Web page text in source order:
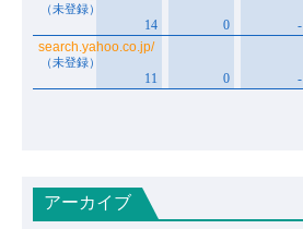
アーカイブ